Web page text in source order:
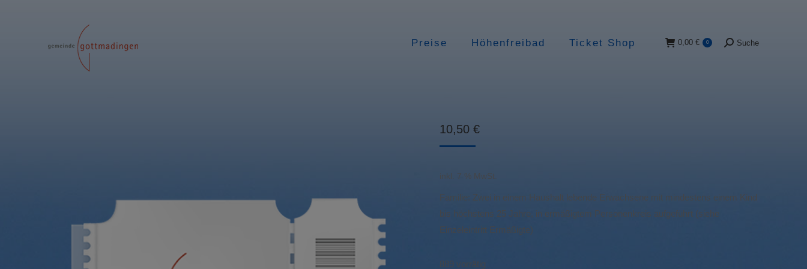
Preise Höhenfreibad Ticket Shop 0,00 € 0 Suche:
Suche
10,50 €
inkl. 7 % MwSt.
Familie: Zwei in einem Haushalt lebende Erwachsene mit mindestens einem Kind
bis höchstens 25 Jahre, in ermäßigtem Personenkreis aufgeführt (siehe
Einzeleintritt Ermäßigte)
889 vorrätig